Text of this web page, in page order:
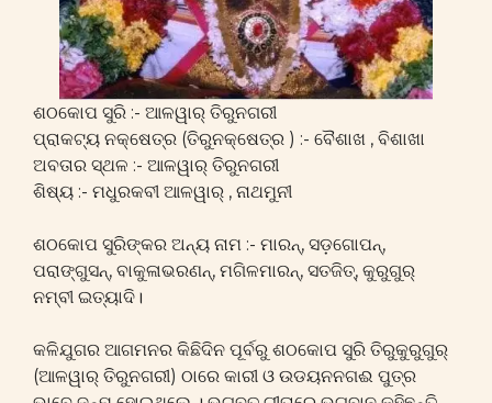
ଶଠକୋପ ସୁରି :- ଆଳୱାର୍ ତିରୁନଗରୀ
ପ୍ରାକଟ୍ୟ ନକ୍ଷେତ୍ର (ତିରୁନକ୍ଷେତ୍ର ) :- ବୈଶାଖ , ବିଶାଖା
ଅବତାର ସ୍ଥଳ :- ଆଳୱାର୍ ତିରୁନଗରୀ
ଶିଷ୍ୟ :- ମଧୁରକବୀ ଆଳୱାର୍ , ନାଥମୁନୀ
ଶଠକୋପ ସୁରିଙ୍କର ଅନ୍ୟ ନାମ :- ମାରନ୍, ସଡ଼ଗୋପନ୍,
ପରାଙ୍ଗୁସନ୍, ବାକୁଳାଭରଣନ୍, ମଗିଳମାରନ୍, ସତଜିତ୍, କୁରୁଗୁର୍
ନମ୍ବୀ ଇତ୍ୟାଦି।
କଳିଯୁଗର ଆଗମନର କିଛିଦିନ ପୂର୍ବରୁ ଶଠକୋପ ସୁରି ତିରୁକୁରୁଗୁର୍
(ଆଳୱାର୍ ତିରୁନଗରୀ) ଠାରେ କାରୀ ଓ ଉଡୟନନଗଈ ପୁତ୍ର